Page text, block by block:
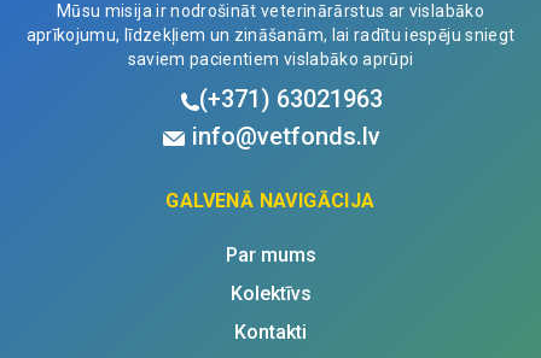
Mūsu misija ir nodrošināt veterinārārstus ar vislabāko
aprīkojumu, līdzekļiem un zināšanām, lai radītu iespēju sniegt
saviem pacientiem vislabāko aprūpi
(+371) 63021963
info@vetfonds.lv
GALVENĀ NAVIGĀCIJA
Par mums
Kolektīvs
Kontakti